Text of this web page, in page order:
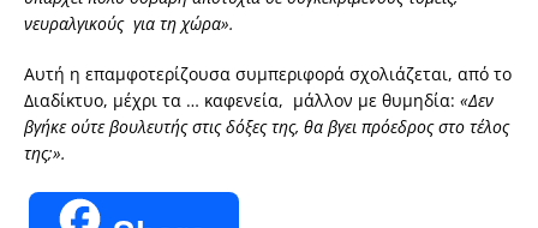
νευραλγικούς για τη χώρα».
Αυτή η επαμφοτερίζουσα συμπεριφορά σχολιάζεται, από το
Διαδίκτυο, μέχρι τα … καφενεία, μάλλον με θυμηδία: «Δεν
βγήκε ούτε βουλευτής στις δόξες της, θα βγει πρόεδρος στο τέλος
της;».